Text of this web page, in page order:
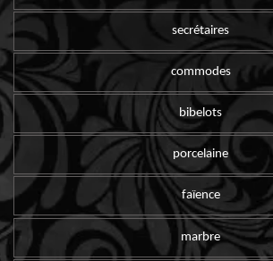
secrétaires
commodes
bibelots
porcelaine
faïence
marbre